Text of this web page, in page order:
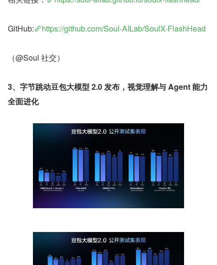
GitHub: https://github.com/Soul-AILab/SoulX-FlashHead
（@Soul 社交）
3、字节跳动豆包大模型 2.0 发布，视觉理解与 Agent 能力
全面进化